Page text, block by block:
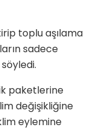
toplu aşılama
sadece
söyledi.
paketlerine
değişikliğine
eylemine